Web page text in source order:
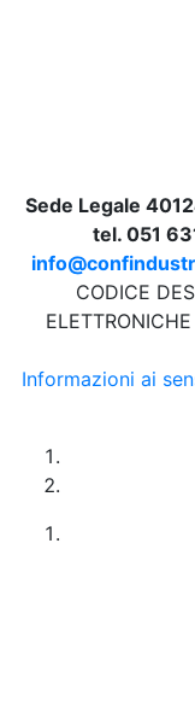
Sede Legale
tel. 051
CODICE
Informazioni ai